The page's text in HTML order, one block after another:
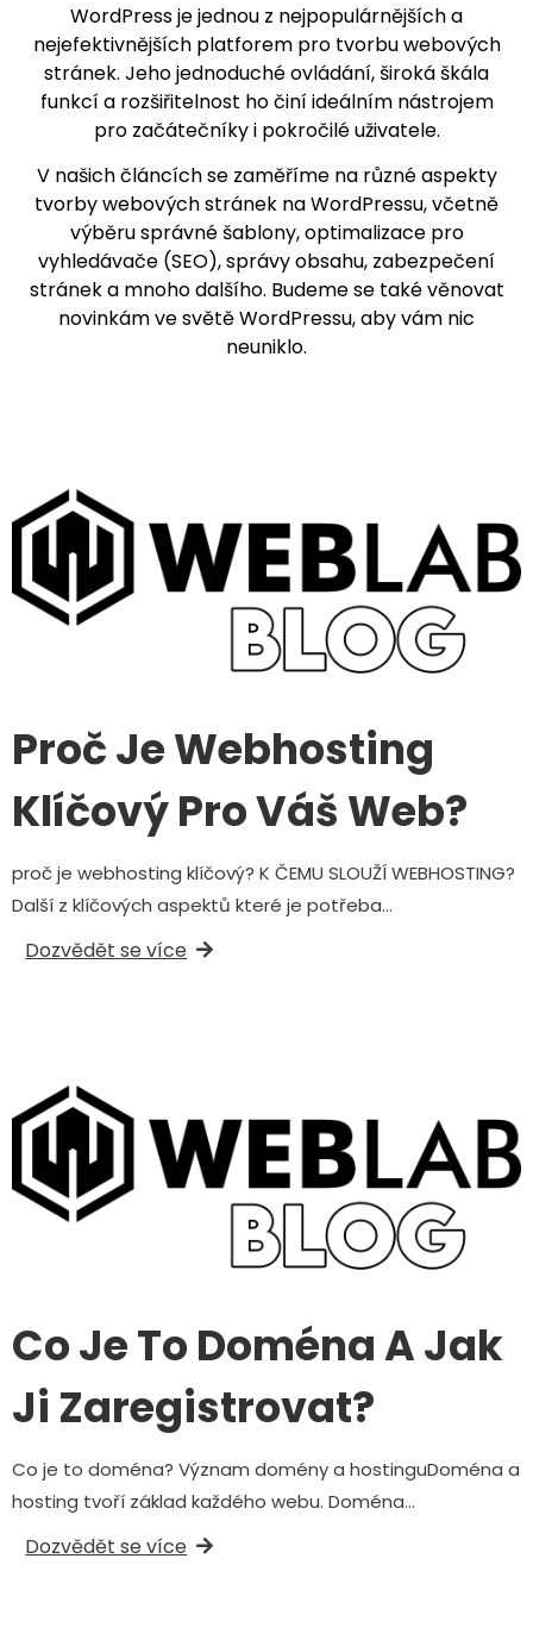
WordPress je jednou z nejpopulárnějších a
nejefektivnějších platforem pro tvorbu webových
stránek. Jeho jednoduché ovládání, široká škála
funkcí a rozšiřitelnost ho činí ideálním nástrojem
pro začátečníky i pokročilé uživatele.
V našich článcích se zaměříme na různé aspekty
tvorby webových stránek na WordPressu, včetně
výběru správné šablony, optimalizace pro
vyhledávače (SEO), správy obsahu, zabezpečení
stránek a mnoho dalšího. Budeme se také věnovat
novinkám ve světě WordPressu, aby vám nic
neuniklo.
Proč Je Webhosting
Klíčový Pro Váš Web?
proč je webhosting klíčový? K ČEMU SLOUŽÍ WEBHOSTING?
Další z klíčových aspektů které je potřeba…
Dozvědět se více
Co Je To Doména A Jak
Ji Zaregistrovat?
Co je to doména? Význam domény a hostinguDoména a
hosting tvoří základ každého webu. Doména…
Dozvědět se více